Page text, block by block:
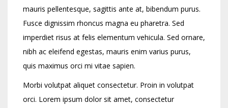
mauris pellentesque, sagittis ante at, bibendum purus.
Fusce dignissim rhoncus magna eu pharetra. Sed
imperdiet risus at felis elementum vehicula. Sed ornare,
nibh ac eleifend egestas, mauris enim varius purus,
quis maximus orci mi vitae sapien.
Morbi volutpat aliquet consectetur. Proin in volutpat
orci. Lorem ipsum dolor sit amet, consectetur